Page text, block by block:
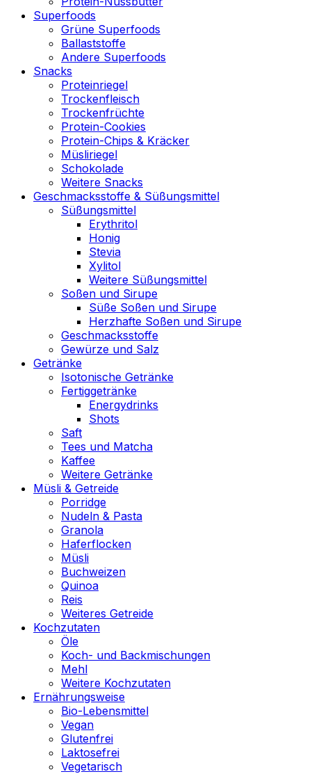
Superfoods
Grüne Superfoods
Ballaststoffe
Andere Superfoods
Snacks
Proteinriegel
Trockenfleisch
Trockenfrüchte
Protein-Cookies
Protein-Chips & Kräcker
Müsliriegel
Schokolade
Weitere Snacks
Geschmacksstoffe & Süßungsmittel
Süßungsmittel
Erythritol
Honig
Stevia
Xylitol
Weitere Süßungsmittel
Soßen und Sirupe
Süße Soßen und Sirupe
Herzhafte Soßen und Sirupe
Geschmacksstoffe
Gewürze und Salz
Getränke
Isotonische Getränke
Fertiggetränke
Energydrinks
Shots
Saft
Tees und Matcha
Kaffee
Weitere Getränke
Müsli & Getreide
Porridge
Nudeln & Pasta
Granola
Haferflocken
Müsli
Buchweizen
Quinoa
Reis
Weiteres Getreide
Kochzutaten
Öle
Koch- und Backmischungen
Mehl
Weitere Kochzutaten
Ernährungsweise
Bio-Lebensmittel
Vegan
Glutenfrei
Laktosefrei
Vegetarisch